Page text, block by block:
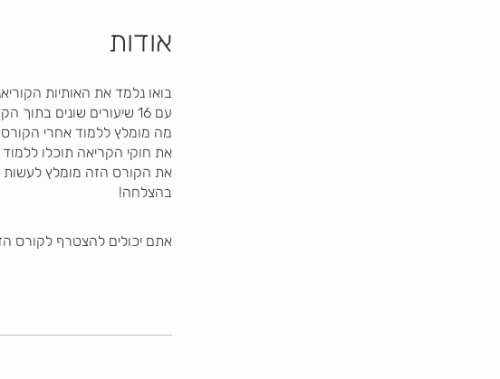
אודות
בהצלחה!
אתם יכולים להצטרף לקורס